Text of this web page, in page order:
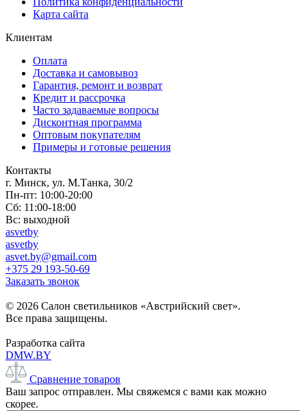
Карта сайта
Клиентам
Оплата
Доставка и самовывоз
Гарантия, ремонт и возврат
Кредит и рассрочка
Часто задаваемые вопросы
Дисконтная программа
Оптовым покупателям
Примеры и готовые решения
Контакты
г. Минск, ул. М.Танка, 30/2
Пн-пт: 10:00-20:00
Сб: 11:00-18:00
Вс: выходной
asvetby
asvetby
asvet.by@gmail.com
+375 29 193-50-69
Заказать звонок
© 2026 Салон светильников «Австрийский свет».
Все права защищены.
Разработка сайта
DMW.BY
Сравнение товаров
Ваш запрос отправлен. Мы свяжемся с вами как можно
скорее.